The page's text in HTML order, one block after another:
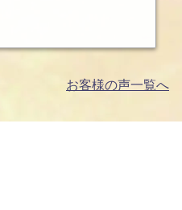
お客様の声一覧へ